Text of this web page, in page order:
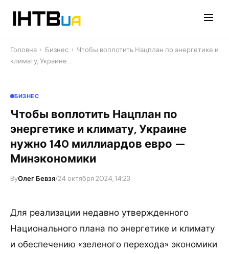
Головна › Бизнес › Чтобы воплотить Нацплан по энергетике и
климату, Украине…
БИЗНЕС
Чтобы воплотить Нацплан по
энергетике и климату, Украине
нужно 140 миллиардов евро —
Минэкономики
ByОлег Бевзя/24 октября 2024, 14:23
Для реализации недавно утвержденного
Национального плана по энергетике и климату
и обеспечению «зеленого перехода» экономики